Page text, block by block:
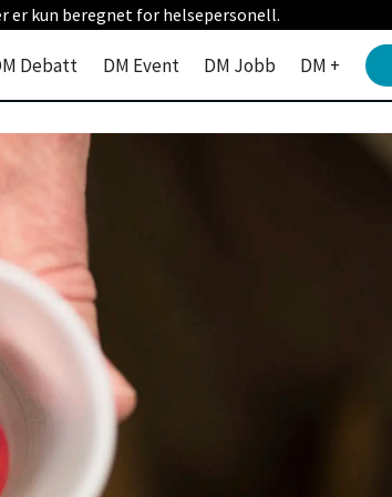
er kun beregnet for helsepersonell.
Debatt DM Event DM Jobb DM +